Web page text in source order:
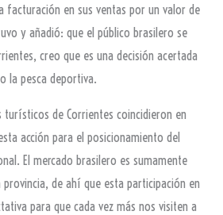
facturación en sus ventas por un valor de
y añadió: que el público brasilero se
creo que es una decisión acertada
la pesca deportiva.
de Corrientes coincidieron en
acción para el posicionamiento del
El mercado brasilero es sumamente
de ahí que esta participación en
para que cada vez más nos visiten a